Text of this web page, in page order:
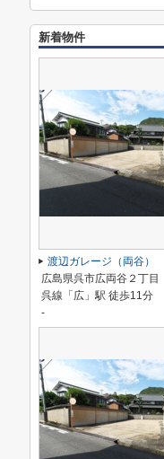
新着物件
渡辺ガレージ（両谷）
広島県呉市広両谷２丁目
呉線「広」駅 徒歩11分
-